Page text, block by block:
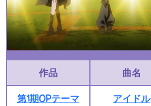
作品 曲名
第1期OPテーマ
アイドル